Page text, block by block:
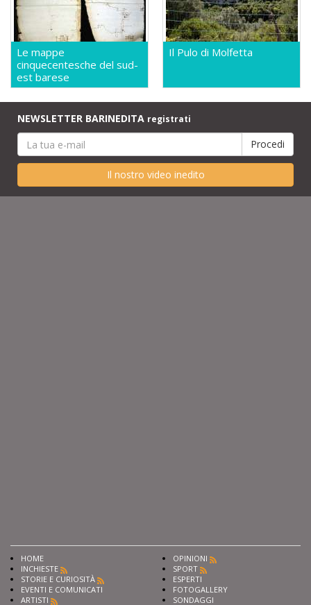
Le mappe
cinquecentesche del sud-
est barese
Il Pulo di Molfetta
NEWSLETTER BARINEDITA registrati
Il nostro video inedito
HOME
INCHIESTE
STORIE E CURIOSITÀ
EVENTI E COMUNICATI
ARTISTI
OPINIONI
SPORT
ESPERTI
FOTOGALLERY
SONDAGGI